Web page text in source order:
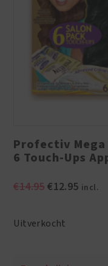
Profectiv
6 Touch-Ups
€14.95
€14.95.
€12.95Huidige
incl.
Uitverkocht